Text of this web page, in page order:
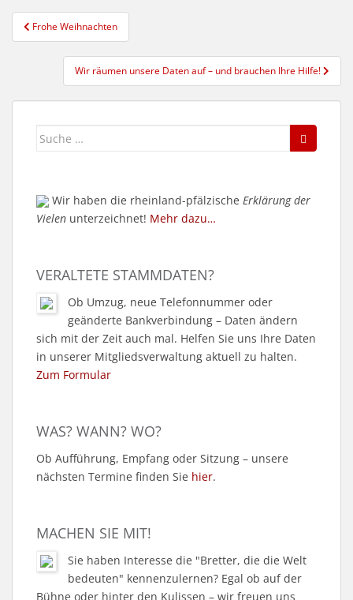
Beitragsnavigation
Frohe Weihnachten
Wir räumen unsere Daten auf – und brauchen Ihre Hilfe!
Suche
Wir haben die rheinland-pfälzische Erklärung der
Vielen unterzeichnet! Mehr dazu…
VERALTETE STAMMDATEN?
Ob Umzug, neue Telefonnummer oder
geänderte Bankverbindung – Daten ändern
sich mit der Zeit auch mal. Helfen Sie uns Ihre Daten
in unserer Mitgliedsverwaltung aktuell zu halten.
Zum Formular
WAS? WANN? WO?
Ob Aufführung, Empfang oder Sitzung – unsere
nächsten Termine finden Sie hier.
MACHEN SIE MIT!
Sie haben Interesse die "Bretter, die die Welt
bedeuten" kennenzulernen? Egal ob auf der
Bühne oder hinter den Kulissen – wir freuen uns